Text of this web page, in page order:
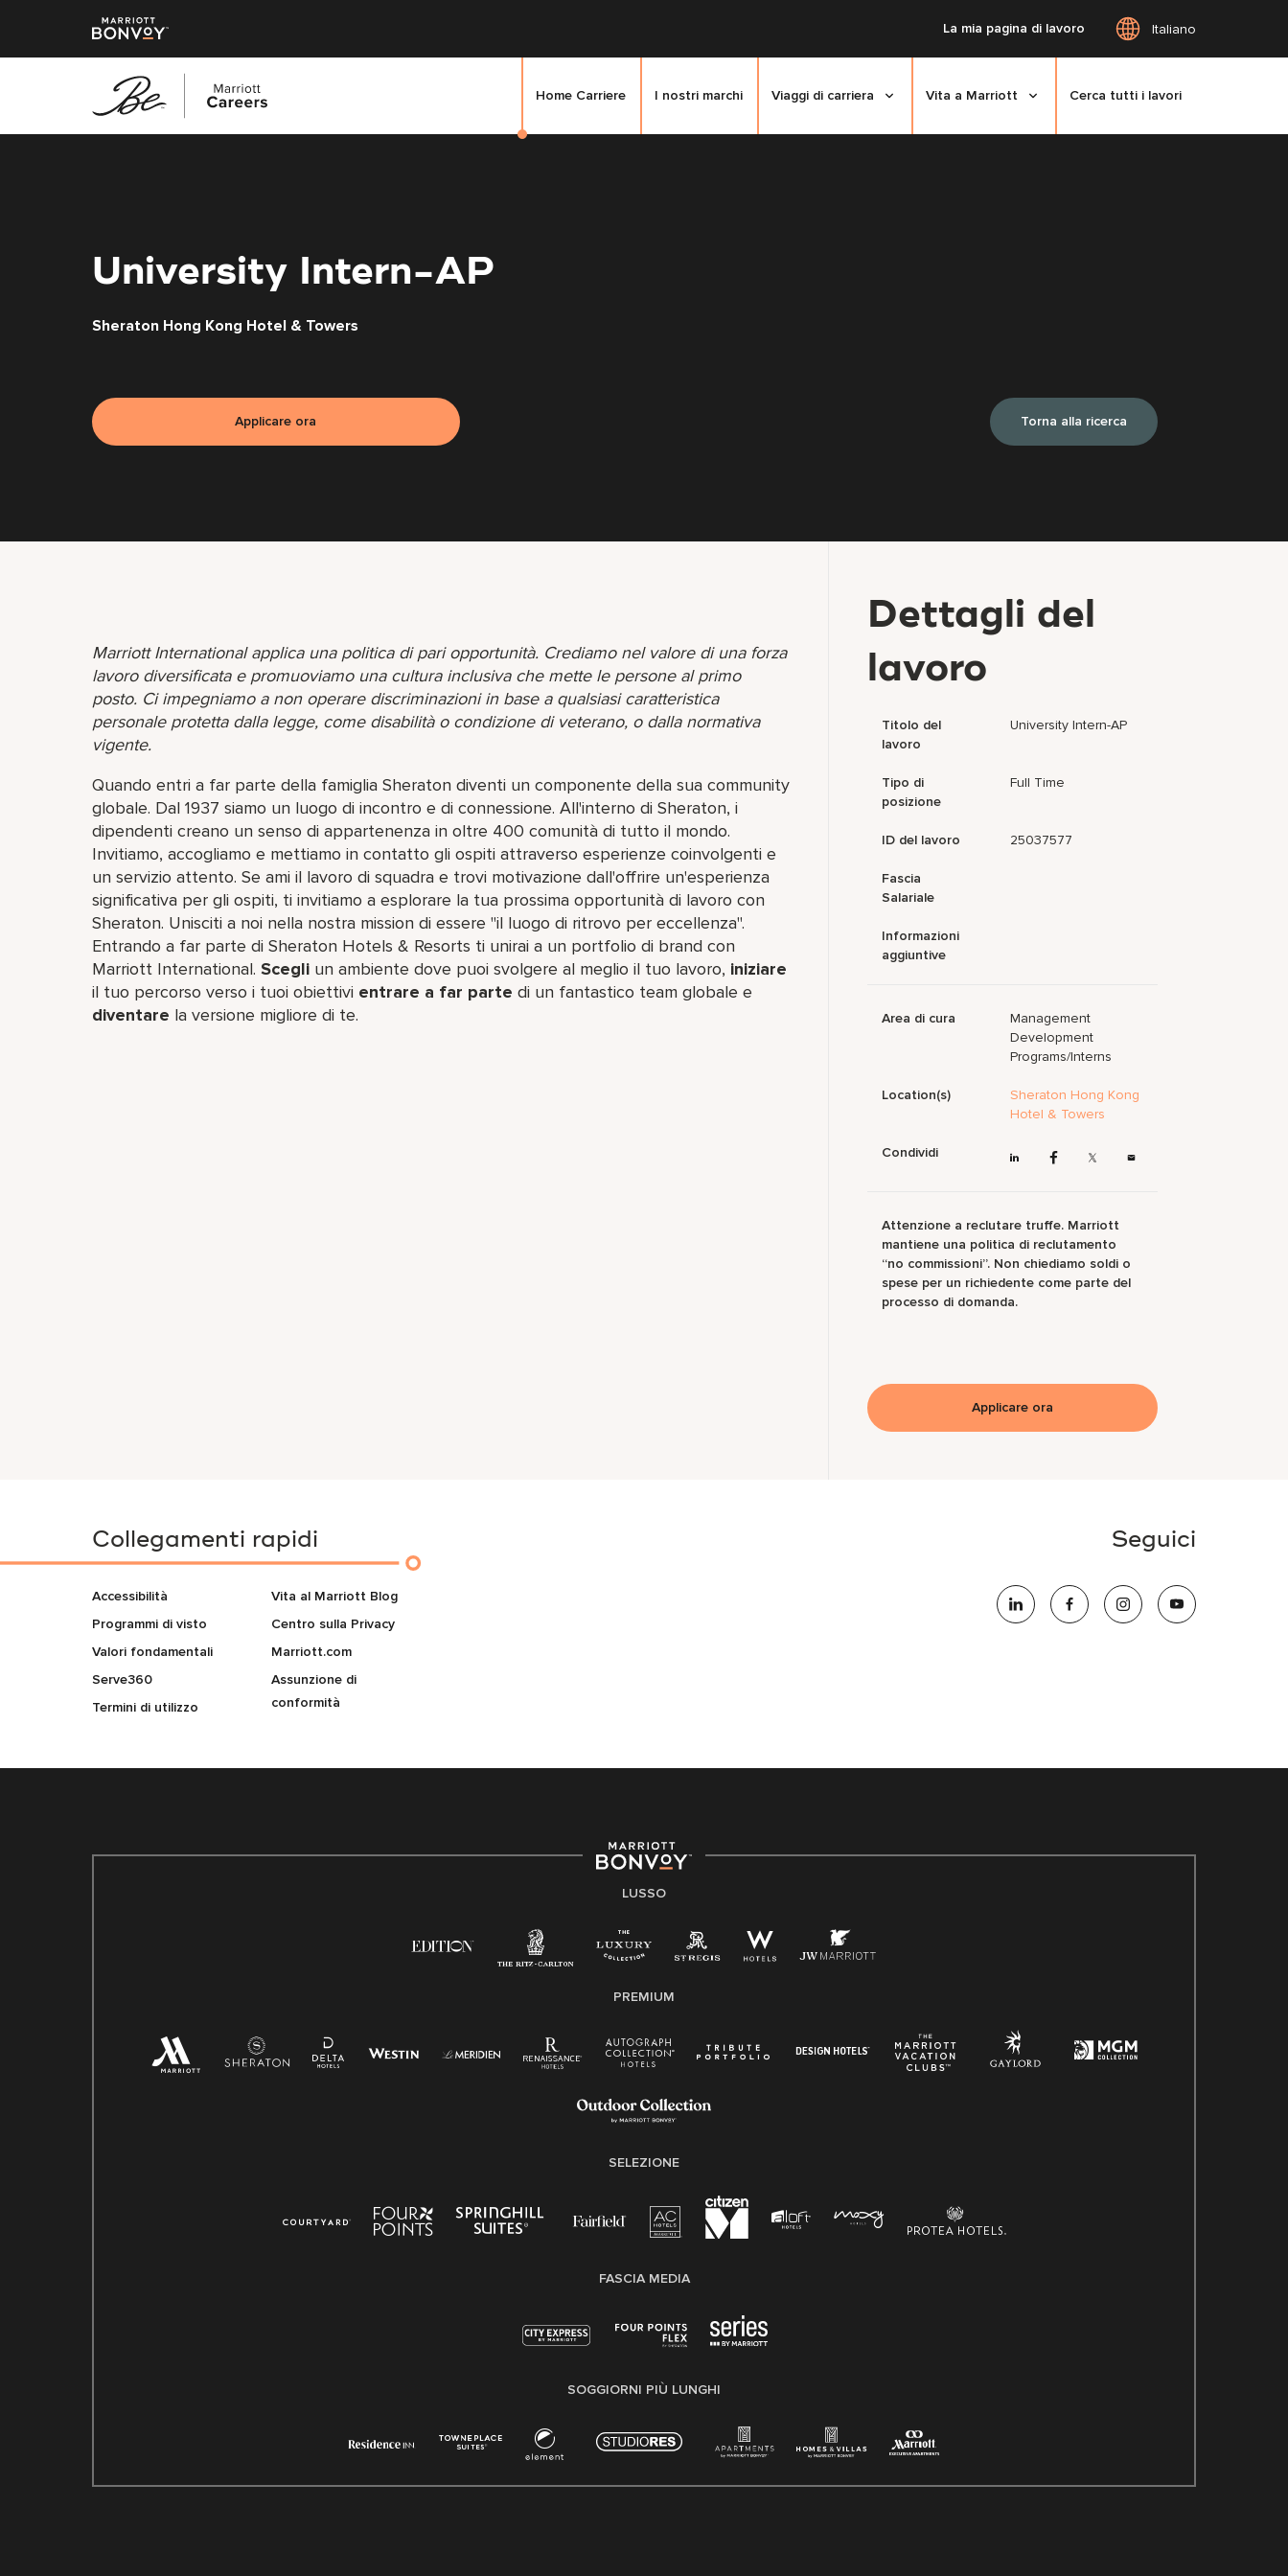
La mia pagina di lavoro Italiano
Home Carriere I nostri marchi Viaggi di carriera Vita a Marriott Cerca tutti i lavori
University Intern-AP
Sheraton Hong Kong Hotel & Towers
Applicare ora Torna alla ricerca
Marriott International applica una politica di pari opportunità. Crediamo nel valore di una forza
lavoro diversificata e promuoviamo una cultura inclusiva che mette le persone al primo
posto. Ci impegniamo a non operare discriminazioni in base a qualsiasi caratteristica
personale protetta dalla legge, come disabilità o condizione di veterano, o dalla normativa
vigente.
Quando entri a far parte della famiglia Sheraton diventi un componente della sua community
globale. Dal 1937 siamo un luogo di incontro e di connessione. All'interno di Sheraton, i
dipendenti creano un senso di appartenenza in oltre 400 comunità di tutto il mondo.
Invitiamo, accogliamo e mettiamo in contatto gli ospiti attraverso esperienze coinvolgenti e
un servizio attento. Se ami il lavoro di squadra e trovi motivazione dall'offrire un'esperienza
significativa per gli ospiti, ti invitiamo a esplorare la tua prossima opportunità di lavoro con
Sheraton. Unisciti a noi nella nostra mission di essere "il luogo di ritrovo per eccellenza".
Entrando a far parte di Sheraton Hotels & Resorts ti unirai a un portfolio di brand con
Marriott International. Scegli un ambiente dove puoi svolgere al meglio il tuo lavoro,​ iniziare
il tuo percorso verso i tuoi obiettivi entrare a far parte di un fantastico team​ globale e
diventare la versione migliore di te.
Dettagli del
lavoro
Titolo del
lavoro
University Intern-AP
Tipo di
posizione
Full Time
ID del lavoro 25037577
Fascia
Salariale
Informazioni
aggiuntive
Area di cura
Management
Development
Programs/Interns
Location(s)
Sheraton Hong Kong
Hotel & Towers
Condividi
Attenzione a reclutare truffe. Marriott
mantiene una politica di reclutamento
“no commissioni”. Non chiediamo soldi o
spese per un richiedente come parte del
processo di domanda.
Applicare ora
Collegamenti rapidi
Accessibilità
Programmi di visto
Valori fondamentali
Serve360
Termini di utilizzo
Vita al Marriott Blog
Centro sulla Privacy
Marriott.com
Assunzione di
conformità
Seguici
LUSSO
PREMIUM
SELEZIONE
FASCIA MEDIA
SOGGIORNI PIÙ LUNGHI